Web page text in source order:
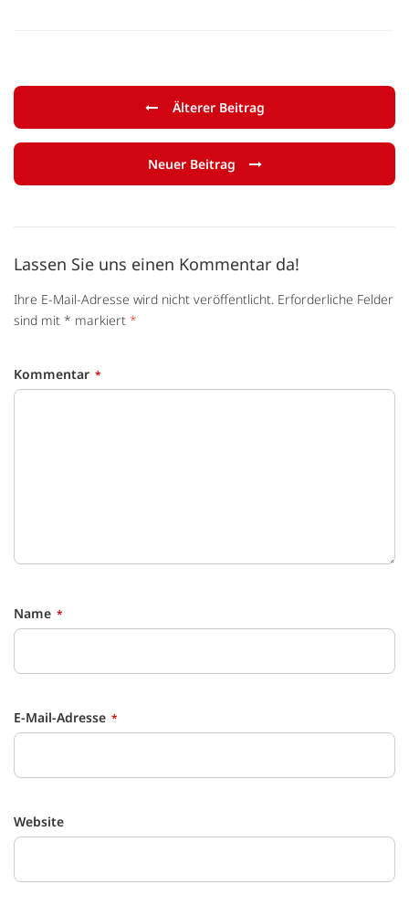
Älterer Beitrag
Neuer Beitrag
Lassen Sie uns einen Kommentar da!
Ihre E-Mail-Adresse wird nicht veröffentlicht. Erforderliche Felder
sind mit * markiert *
Kommentar
Name
E-Mail-Adresse
Website